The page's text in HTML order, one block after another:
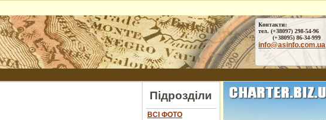
Контакти:
тел. (+38097) 298-54-96
(+38095) 86-34-999
info@asinfo.com.ua
Підрозділи
ВСІ ФОТО